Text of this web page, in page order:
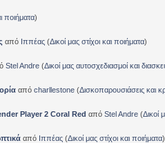
ποιήματα)
από Ιππέας(Δικοί μας στίχοι και ποιήματα)
Stel Andre(Δικοί μας αυτοσχεδιασμοί και
από charllestone(Δισκοπαρουσιάσεις και
Player 2 Coral Red από Stel Andre(Δικοί
από Ιππέας(Δικοί μας στίχοι και ποιήματα)